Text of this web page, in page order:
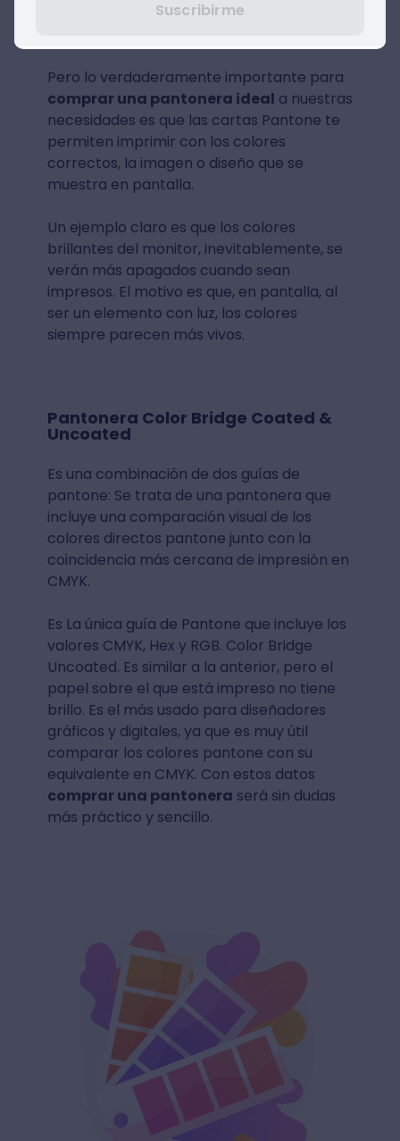
Pero lo verdaderamente importante para
comprar una pantonera ideal a nuestras
necesidades es que las cartas Pantone te
permiten imprimir con los colores
correctos, la imagen o diseño que se
muestra en pantalla.
Un ejemplo claro es que los colores
brillantes del monitor, inevitablemente, se
verán más apagados cuando sean
impresos. El motivo es que, en pantalla, al
ser un elemento con luz, los colores
siempre parecen más vivos.
Pantonera Color Bridge Coated &
Uncoated
Es una combinación de dos guías de
pantone: Se trata de una pantonera que
incluye una comparación visual de los
colores directos pantone junto con la
coincidencia más cercana de impresión en
CMYK.
Es La única guía de Pantone que incluye los
valores CMYK, Hex y RGB. Color Bridge
Uncoated. Es similar a la anterior, pero el
papel sobre el que está impreso no tiene
brillo. Es el más usado para diseñadores
gráficos y digitales, ya que es muy útil
comparar los colores pantone con su
equivalente en CMYK. Con estos datos
comprar una pantonera será sin dudas
más práctico y sencillo.
Suscribirme